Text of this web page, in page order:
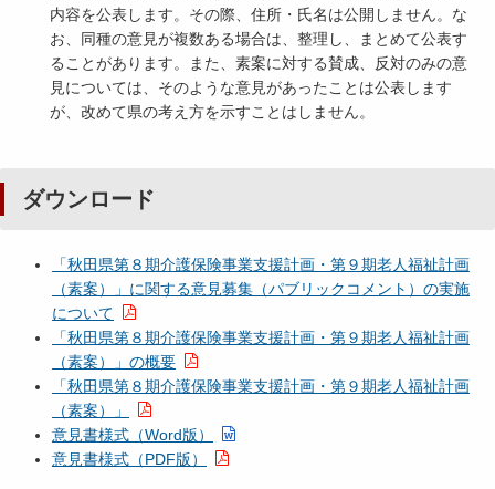
内容を公表します。その際、住所・氏名は公開しません。な
お、同種の意見が複数ある場合は、整理し、まとめて公表す
ることがあります。また、素案に対する賛成、反対のみの意
見については、そのような意見があったことは公表します
が、改めて県の考え方を示すことはしません。
ダウンロード
「秋田県第８期介護保険事業支援計画・第９期老人福祉計画
（素案）」に関する意見募集（パブリックコメント）の実施
について
「秋田県第８期介護保険事業支援計画・第９期老人福祉計画
（素案）」の概要
「秋田県第８期介護保険事業支援計画・第９期老人福祉計画
（素案）」
意見書様式（Word版）
意見書様式（PDF版）